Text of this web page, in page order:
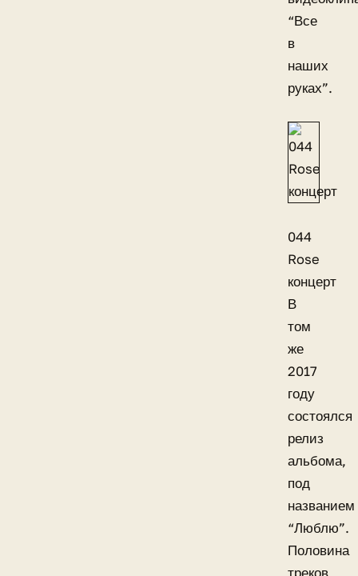
“Все
в
наших
руках”.
044
Rose
концерт
В
том
же
2017
году
состоялся
релиз
альбома,
под
названием
“Люблю”.
Половина
треков